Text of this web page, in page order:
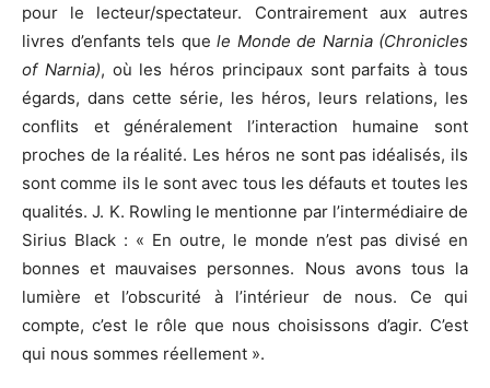
pour le lecteur/spectateur. Contrairement aux autres
livres d’enfants tels que le Monde de Narnia (Chronicles
of Narnia), où les héros principaux sont parfaits à tous
égards, dans cette série, les héros, leurs relations, les
conflits et généralement l’interaction humaine sont
proches de la réalité. Les héros ne sont pas idéalisés, ils
sont comme ils le sont avec tous les défauts et toutes les
qualités. J. K. Rowling le mentionne par l’intermédiaire de
Sirius Black : « En outre, le monde n’est pas divisé en
bonnes et mauvaises personnes. Nous avons tous la
lumière et l’obscurité à l’intérieur de nous. Ce qui
compte, c’est le rôle que nous choisissons d’agir. C’est
qui nous sommes réellement ».